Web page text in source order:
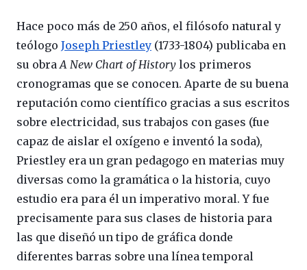
Hace poco más de 250 años, el filósofo natural y
teólogo Joseph Priestley (1733-1804) publicaba en
su obraA New Chart of History los primeros
cronogramas que se conocen. Aparte de su buena
reputación como científico gracias a sus escritos
sobre electricidad, sus trabajos con gases (fue
capaz de aislar el oxígeno e inventó la soda),
Priestley era un gran pedagogo en materias muy
diversas como la gramática o la historia, cuyo
estudio era para él un imperativo moral. Y fue
precisamente para sus clases de historia para
las que diseñó un tipo de gráfica donde
diferentes barras sobre una línea temporal